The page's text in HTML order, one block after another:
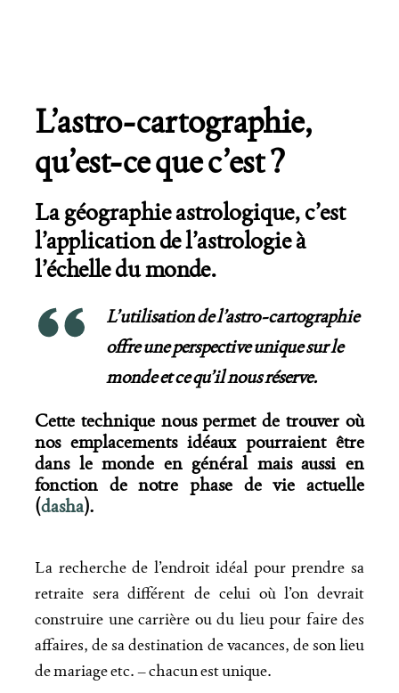
L’astro-cartographie,
qu’est-ce que c’est ?
La géographie astrologique, c’est
l’application de l’astrologie à
l’échelle du monde.
L’utilisation de l’astro-cartographie
offre une perspective unique sur le
monde et ce qu’il nous réserve.
Cette technique nous permet de trouver où
nos emplacements idéaux pourraient être
dans le monde en général mais aussi en
fonction de notre phase de vie actuelle
(dasha).
La recherche de l’endroit idéal pour prendre sa
retraite sera différent de celui où l’on devrait
construire une carrière ou du lieu pour faire des
affaires, de sa destination de vacances, de son lieu
de mariage etc. – chacun est unique.